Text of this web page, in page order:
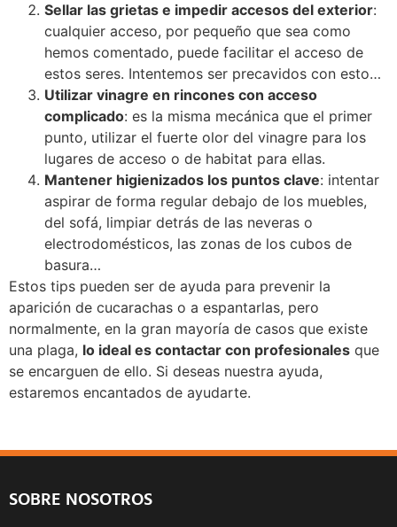
Sellar las grietas e impedir accesos del exterior:
cualquier acceso, por pequeño que sea como
hemos comentado, puede facilitar el acceso de
estos seres. Intentemos ser precavidos con esto…
Utilizar vinagre en rincones con acceso
complicado: es la misma mecánica que el primer
punto, utilizar el fuerte olor del vinagre para los
lugares de acceso o de habitat para ellas.
Mantener higienizados los puntos clave: intentar
aspirar de forma regular debajo de los muebles,
del sofá, limpiar detrás de las neveras o
electrodomésticos, las zonas de los cubos de
basura…
Estos tips pueden ser de ayuda para prevenir la
aparición de cucarachas o a espantarlas, pero
normalmente, en la gran mayoría de casos que existe
una plaga, lo ideal es contactar con profesionales que
se encarguen de ello. Si deseas nuestra ayuda,
estaremos encantados de ayudarte.
SOBRE NOSOTROS